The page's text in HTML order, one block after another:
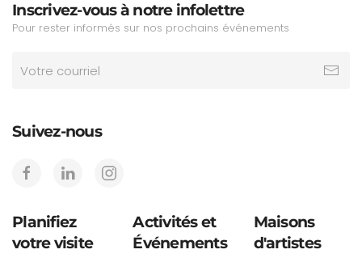
Inscrivez-vous à notre infolettre
Pour rester informés sur nos prochains événements
Suivez-nous
Planifiez
votre visite
Activités et
Événements
Maisons
d'artistes